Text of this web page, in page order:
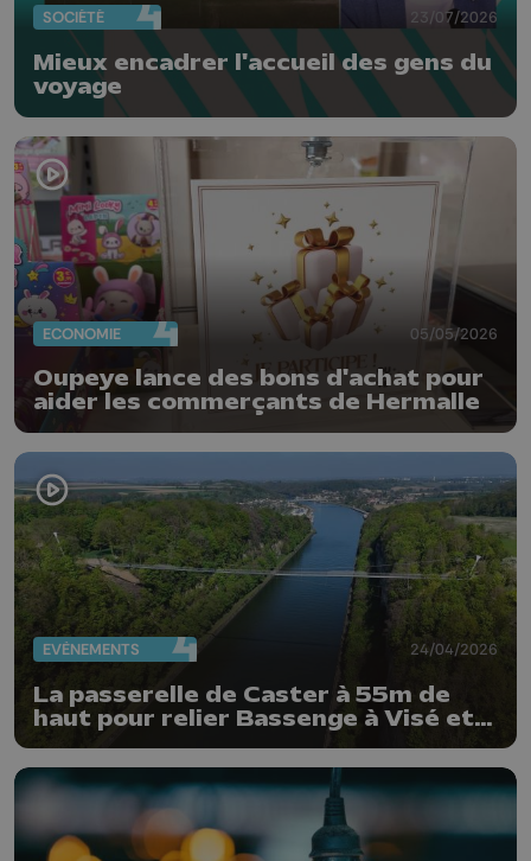
SOCIÉTÉ 23/07/2026
Mieux encadrer l'accueil des gens du
voyage
ECONOMIE 05/05/2026
Oupeye lance des bons d'achat pour
aider les commerçants de Hermalle
EVÈNEMENTS 24/04/2026
La passerelle de Caster à 55m de
haut pour relier Bassenge à Visé et
Maastricht